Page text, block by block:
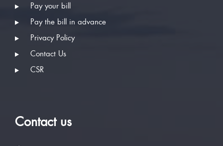
Pay your bill
Pay the bill in advance
Privacy Policy
Contact Us
CSR
Contact us